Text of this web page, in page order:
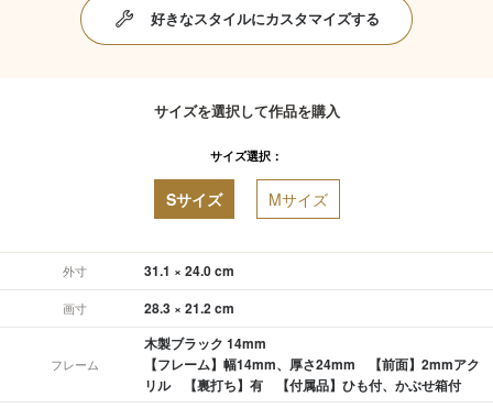
好きなスタイルにカスタマイズする
サイズを選択して作品を購入
サイズ選択：
Sサイズ Mサイズ
外寸 31.1 × 24.0 cm
画寸 28.3 × 21.2 cm
フレーム
木製ブラック 14mm
【フレーム】幅14mm、厚さ24mm 【前面】2mmアク
リル 【裏打ち】有 【付属品】ひも付、かぶせ箱付